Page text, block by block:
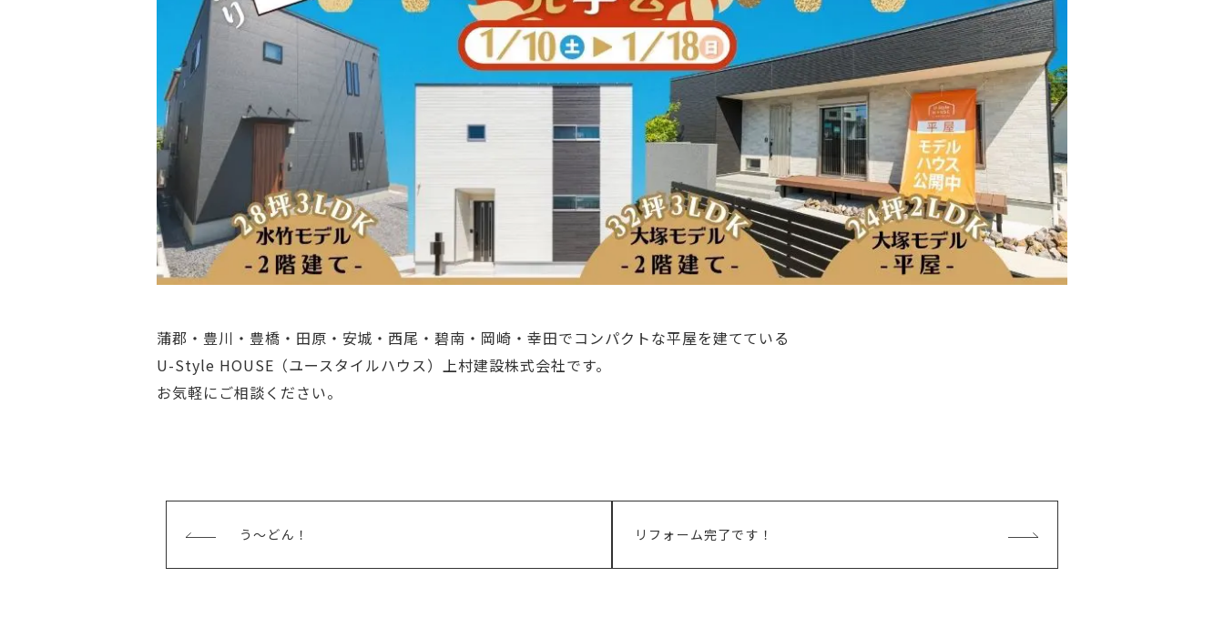
蒲郡・豊川・豊橋・田原・安城・西尾・碧南・岡崎・幸田でコンパクトな平屋を建てている
U-Style HOUSE（ユースタイルハウス）上村建設株式会社です。
お気軽にご相談ください。
前
う～どん！
次
リフォーム完了です！